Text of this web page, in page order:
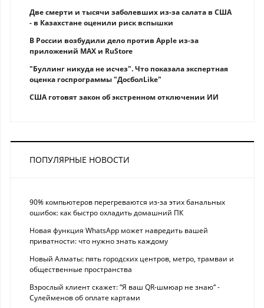
Две смерти и тысячи заболевших из-за салата в США
- в Казахстане оценили риск вспышки
В России возбудили дело против Apple из-за
приложений MAX и RuStore
"Буллинг никуда не исчез". Что показала экспертная
оценка госпрограммы "ДосболLike"
США готовят закон об экстренном отключении ИИ
ПОПУЛЯРНЫЕ НОВОСТИ
90% компьютеров перегреваются из-за этих банальных
ошибок: как быстро охладить домашний ПК
Новая функция WhatsApp может навредить вашей
приватности: что нужно знать каждому
Новый Алматы: пять городских центров, метро, трамваи и
общественные пространства
Взрослый клиент скажет: “Я ваш QR-шмюар не знаю“ -
Сулейменов об оплате картами